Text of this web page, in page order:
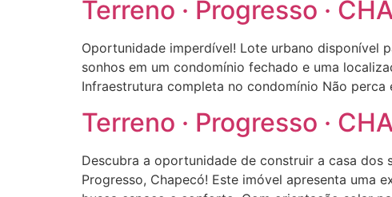
Terreno · Progresso ·
Oportunidade imperdível! Lote urbano disponível
sonhos em um condomínio fechado e uma
Infraestrutura completa no condomínio Não
Terreno · Progresso ·
Descubra a oportunidade de construir a casa dos
Progresso, Chapecó! Este imóvel apresenta uma